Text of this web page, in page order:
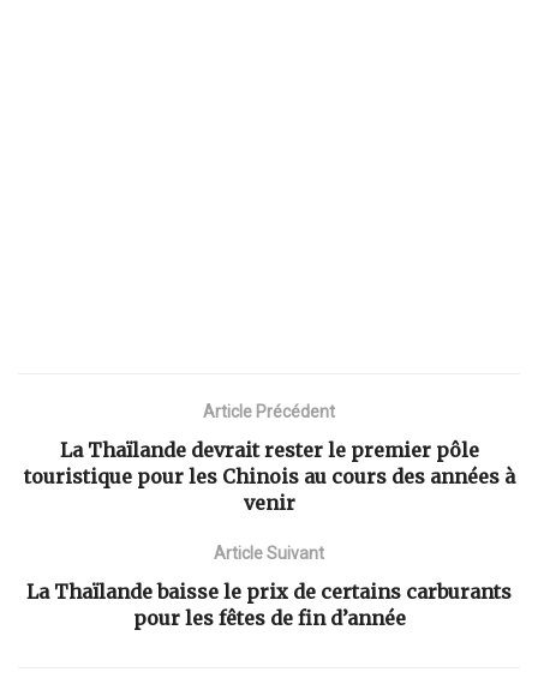
Article Précédent
La Thaïlande devrait rester le premier pôle
touristique pour les Chinois au cours des années à
venir
Article Suivant
La Thaïlande baisse le prix de certains carburants
pour les fêtes de fin d’année